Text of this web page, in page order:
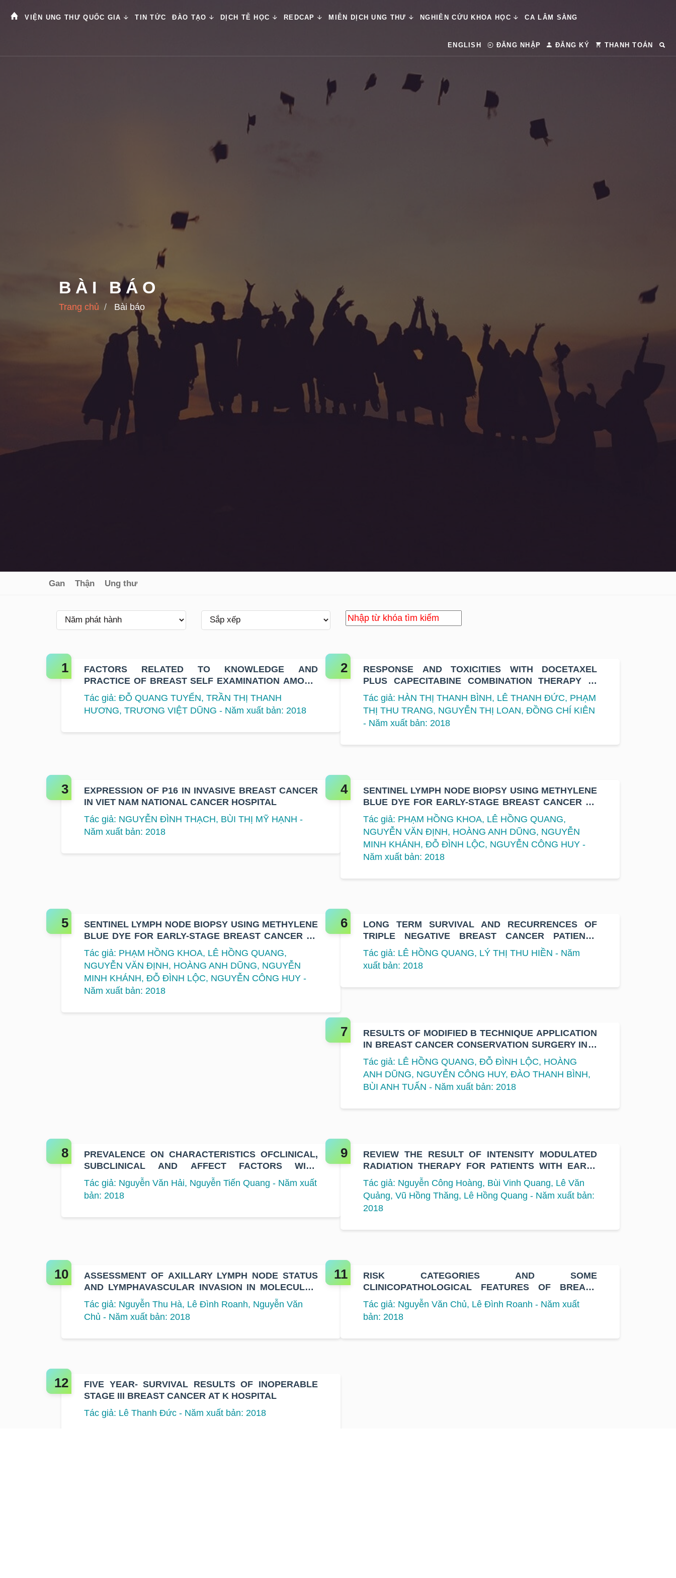
VIỆN UNG THƯ QUỐC GIA TIN TỨC ĐÀO TẠO DỊCH TỄ HỌC REDCAP MIỄN DỊCH UNG THƯ NGHIÊN CỨU KHOA HỌC CA LÂM SÀNG
ENGLISH ĐĂNG NHẬP ĐĂNG KÝ THANH TOÁN
BÀI BÁO
Trang chủ Bài báo
Gan Thận Ung thư
FACTORS RELATED TO KNOWLEDGE AND
PRACTICE OF BREAST SELF EXAMINATION AMONG
FEMALE EMPLOYEES AT SOME ENTERPRISES IN
HANOI AND HO CHI MINH CITY
Tác giả: ĐỖ QUANG TUYỂN, TRẦN THỊ THANH
HƯƠNG, TRƯƠNG VIỆT DŨNG - Năm xuất bản: 2018
RESPONSE AND TOXICITIES WITH DOCETAXEL
PLUS CAPECITABINE COMBINATION THERAPY IN
PATIENTS WITH METASTATIC BREAST CANCER
Tác giả: HÀN THỊ THANH BÌNH, LÊ THANH ĐỨC, PHẠM
THỊ THU TRANG, NGUYỄN THỊ LOAN, ĐỒNG CHÍ KIÊN
- Năm xuất bản: 2018
EXPRESSION OF P16 IN INVASIVE BREAST CANCER
IN VIET NAM NATIONAL CANCER HOSPITAL
Tác giả: NGUYỄN ĐÌNH THẠCH, BÙI THỊ MỸ HẠNH -
Năm xuất bản: 2018
SENTINEL LYMPH NODE BIOPSY USING METHYLENE
BLUE DYE FOR EARLY-STAGE BREAST CANCER AT
K HOSPITAL
Tác giả: PHẠM HỒNG KHOA, LÊ HỒNG QUANG,
NGUYỄN VĂN ĐỊNH, HOÀNG ANH DŨNG, NGUYỄN
MINH KHÁNH, ĐỖ ĐÌNH LỘC, NGUYỄN CÔNG HUY -
Năm xuất bản: 2018
SENTINEL LYMPH NODE BIOPSY USING METHYLENE
BLUE DYE FOR EARLY-STAGE BREAST CANCER AT
K HOSPITAL
Tác giả: PHẠM HỒNG KHOA, LÊ HỒNG QUANG,
NGUYỄN VĂN ĐỊNH, HOÀNG ANH DŨNG, NGUYỄN
MINH KHÁNH, ĐỖ ĐÌNH LỘC, NGUYỄN CÔNG HUY -
Năm xuất bản: 2018
LONG TERM SURVIVAL AND RECURRENCES OF
TRIPLE NEGATIVE BREAST CANCER PATIENTS
AFTER ADJUVANT TREATMENT WITH 4AC-4TAXANE
REGIMEN
Tác giả: LÊ HỒNG QUANG, LÝ THỊ THU HIỀN - Năm
xuất bản: 2018
RESULTS OF MODIFIED B TECHNIQUE APPLICATION
IN BREAST CANCER CONSERVATION SURGERY IN K
HOSPITAL
Tác giả: LÊ HỒNG QUANG, ĐỖ ĐÌNH LỘC, HOÀNG
ANH DŨNG, NGUYỄN CÔNG HUY, ĐÀO THANH BÌNH,
BÙI ANH TUẤN - Năm xuất bản: 2018
PREVALENCE ON CHARACTERISTICS OFCLINICAL,
SUBCLINICAL AND AFFECT FACTORS WITH
MENSTRUAL STATUS ON BREAST CANCER
PATIENTS WERE TREATED AC-T
Tác giả: Nguyễn Văn Hải, Nguyễn Tiến Quang - Năm xuất
bản: 2018
REVIEW THE RESULT OF INTENSITY MODULATED
RADIATION THERAPY FOR PATIENTS WITH EARLY
STAGE OF BREAST CANCER AT K HOSPITAL
Tác giả: Nguyễn Công Hoàng, Bùi Vinh Quang, Lê Văn
Quảng, Vũ Hồng Thăng, Lê Hồng Quang - Năm xuất bản:
2018
ASSESSMENT OF AXILLARY LYMPH NODE STATUS
AND LYMPHAVASCULAR INVASION IN MOLECULAR
TYPE OF BREAST CARCINOMA
Tác giả: Nguyễn Thu Hà, Lê Đình Roanh, Nguyễn Văn
Chủ - Năm xuất bản: 2018
RISK CATEGORIES AND SOME
CLINICOPATHOLOGICAL FEATURES OF BREAST
CANCER
Tác giả: Nguyễn Văn Chủ, Lê Đình Roanh - Năm xuất
bản: 2018
FIVE YEAR- SURVIVAL RESULTS OF INOPERABLE
STAGE III BREAST CANCER AT K HOSPITAL
Tác giả: Lê Thanh Đức - Năm xuất bản: 2018